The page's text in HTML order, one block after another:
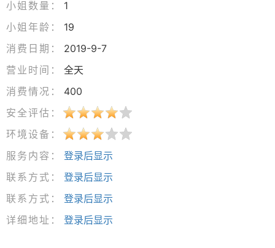
小姐数量：
1
小姐年龄：
19
消费日期：
2019-9-7
营业时间：
全天
消费情况：
400
安全评估：
环境设备：
服务内容：
登录后显示
联系方式：
登录后显示
联系方式：
登录后显示
详细地址：
登录后显示